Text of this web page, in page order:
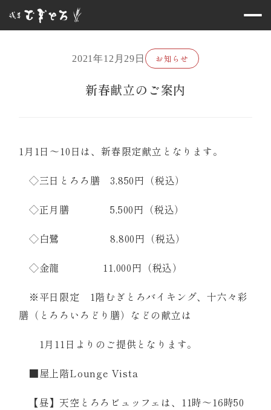
2021年12月29日 お知らせ
新春献立のご案内
1月1日～10日は、新春限定献立となります。
◇三日とろろ膳 3,850円（税込）
◇正月膳 5,500円（税込）
◇白鷺 8,800円（税込）
◇金龍 11,000円（税込）
※平日限定 1階むぎとろバイキング、十六々彩
膳（とろろいろどり膳）などの献立は
1月11日よりのご提供となります。
■屋上階Lounge Vista
【昼】天空とろろビュッフェは、11時～16時50